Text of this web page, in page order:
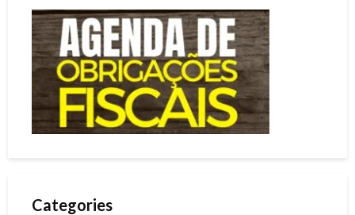
Categories